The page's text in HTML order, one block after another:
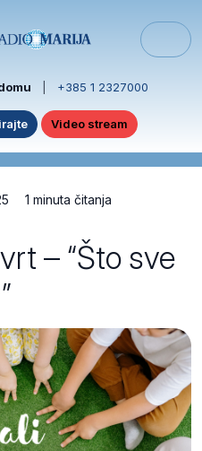
+385 1 2327000
Video stream
1 minuta čitanja
– “Što sve